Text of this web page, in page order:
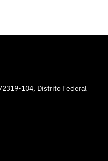
104, Distrito Federal